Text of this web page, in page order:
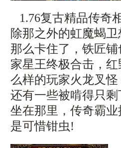
1.76复古精品传奇
除那之外的虹魔蝎
那么卡住了，铁匠
家星王终极合击，
么样的玩家火龙叉
还有一些被啃得只
坐在那里，传奇霸
是可惜钳虫!